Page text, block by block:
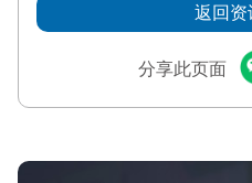
返回资
分享此页面